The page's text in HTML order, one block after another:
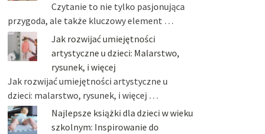
Czytanie to nie tylko pasjonująca
przygoda, ale także kluczowy element …
Jak rozwijać umiejętności
artystyczne u dzieci: Malarstwo,
rysunek, i więcej
Jak rozwijać umiejętności artystyczne u
dzieci: malarstwo, rysunek, i więcej …
Najlepsze książki dla dzieci w wieku
szkolnym: Inspirowanie do